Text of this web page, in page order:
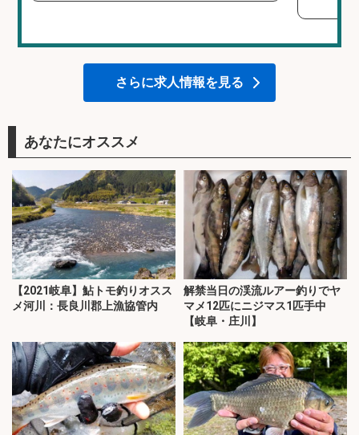
さらに求人情報を見る
あなたにオススメ
【2021岐阜】鮎トモ釣りオスス
メ河川：長良川郡上漁協管内
解禁当日の渓流ルアー釣りでヤ
マメ12匹にニジマス1匹手中
【岐阜・庄川】